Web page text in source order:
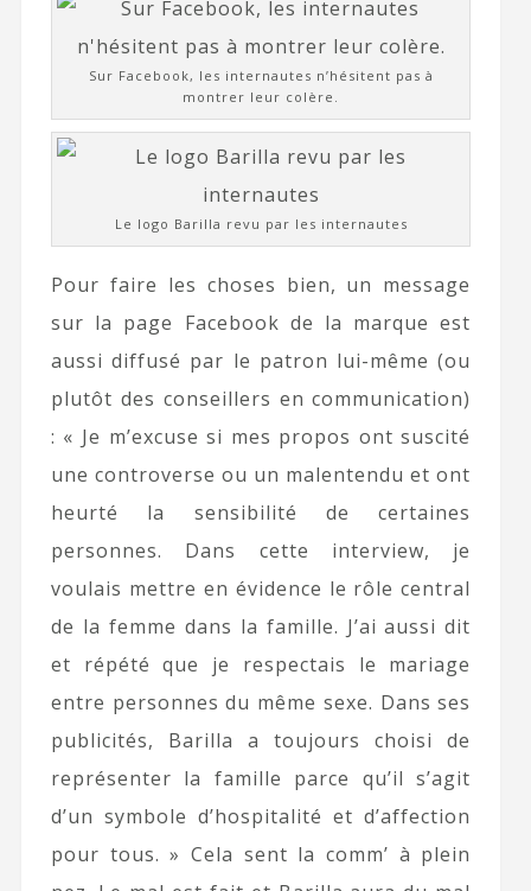
Sur Facebook, les internautes n’hésitent pas à
montrer leur colère.
Le logo Barilla revu par les internautes
Pour faire les choses bien, un message
sur la page Facebook de la marque est
aussi diffusé par le patron lui-même (ou
plutôt des conseillers en communication)
: « Je m’excuse si mes propos ont suscité
une controverse ou un malentendu et ont
heurté la sensibilité de certaines
personnes. Dans cette interview, je
voulais mettre en évidence le rôle central
de la femme dans la famille. J’ai aussi dit
et répété que je respectais le mariage
entre personnes du même sexe. Dans ses
publicités, Barilla a toujours choisi de
représenter la famille parce qu’il s’agit
d’un symbole d’hospitalité et d’affection
pour tous. » Cela sent la comm’ à plein